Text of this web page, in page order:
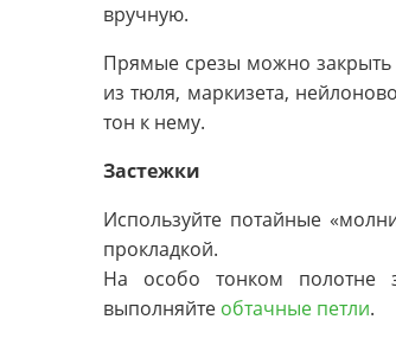
вручную.
Прямые срезы можно закрыть
из тюля, маркизета,
тон к нему.
Застежки
Используйте потайные
прокладкой.
На особо тонком полотне
выполняйте обтачные петли.